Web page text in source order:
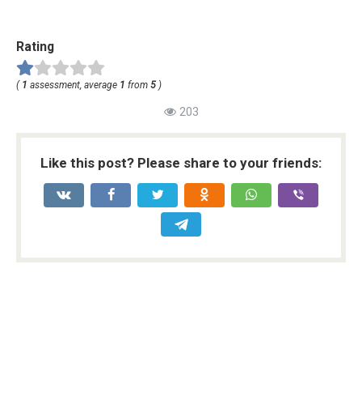
Rating
( 1 assessment, average 1 from 5 )
203
Like this post? Please share to your friends: